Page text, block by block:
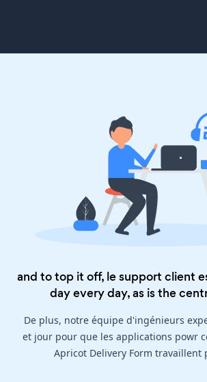
and to top it off, le support client
day every day, as is the
De plus, notre équipe d'ingénieurs
et jour pour que les applications powr
Apricot Delivery Form travaillent